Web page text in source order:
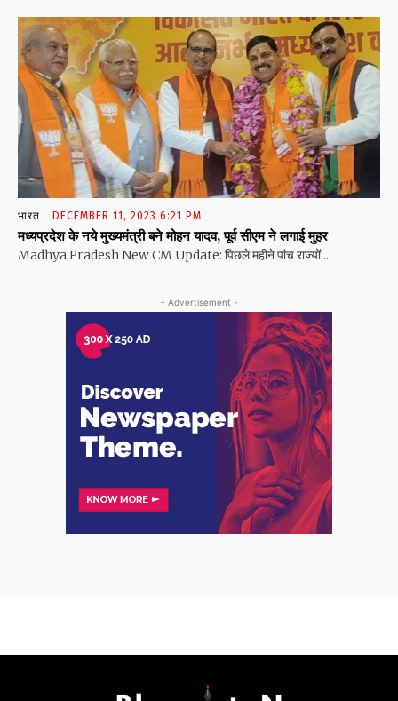
भारत DECEMBER 11, 2023 6:21 PM
मध्यप्रदेश के नये मुख्यमंत्री बने मोहन यादव, पूर्व सीएम ने लगाई मुहर
Madhya Pradesh New CM Update: पिछले महीने पांच राज्यों...
- Advertisement -